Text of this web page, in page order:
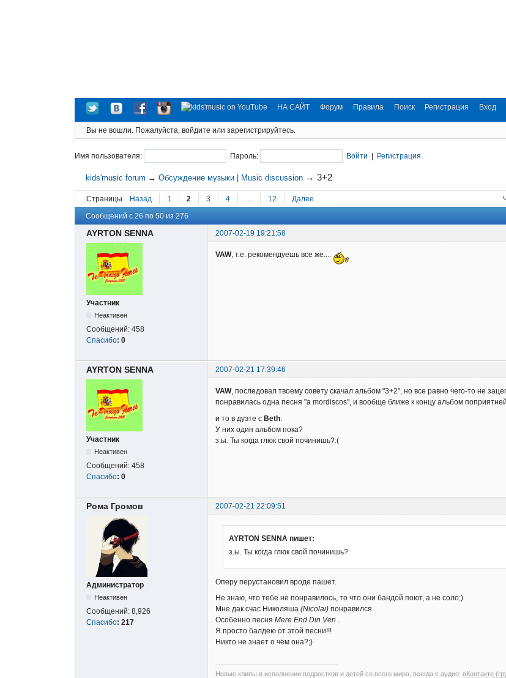
НА САЙТ Форум Правила Поиск Регистрация Вход
Вы не вошли. Пожалуйста, войдите или зарегистрируйтесь.
Имя пользователя: Пароль: Войти | Регистрация
kids'music forum →Обсуждение музыки | Music discussion →3+2
Страницы Назад 1 2 3 4 … 12 Далее
Сообщений с 26 по 50 из 276
AYRTON SENNA 2007-02-19 19:21:58
Участник
Неактивен
Сообщений: 458
Спасибо: 0
VAW, т.е. рекомендуешь все же....
AYRTON SENNA 2007-02-21 17:39:46
Участник
Неактивен
Сообщений: 458
Спасибо: 0
VAW, последовал твоему совету скачал альбом "3+2", но все равно чего-то не
понравилась одна песня "a mordiscos", и вообще ближе к концу альбом
и то в дуэте с Beth.
У них один альбом пока?
з.ы. Ты когда глюк свой починишь?:(
Рома Громов 2007-02-21 22:09:51
Администратор
Неактивен
Сообщений: 8,926
Спасибо: 217
AYRTON SENNA пишет:
з.ы. Ты когда глюк свой починишь?
Оперу перустановил вроде пашет.
Не знаю, что тебе не понравилось, то что они бандой поют, а не соло;)
Мне дак счас Николяша (Nicolai) понравился.
Особенно песня Mere End Din Ven .
Я просто балдею от этой песни!!!
Никто не знает о чём она?;)
Новые клипы в исполнении подростков и детей со всего мира, всегда с аудио: вКонтакте